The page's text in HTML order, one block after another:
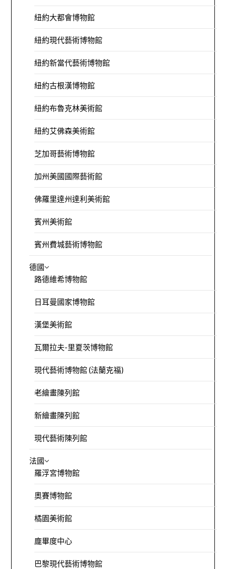
紐約大都會博物館
紐約現代藝術博物館
紐約新當代藝術博物館
紐約古根漢博物館
紐約布魯克林美術館
紐約艾佛森美術館
芝加哥藝術博物館
加州美國國際藝術館
佛羅里達州達利美術館
賓州美術館
賓州費城藝術博物館
德國
路德維希博物館
日耳曼國家博物館
漢堡美術館
瓦爾拉夫-里夏茨博物館
現代藝術博物館 (法蘭克福)
老繪畫陳列館
新繪畫陳列館
現代藝術陳列館
法國
羅浮宮博物館
奧賽博物館
橘園美術館
龐畢度中心
巴黎現代藝術博物館